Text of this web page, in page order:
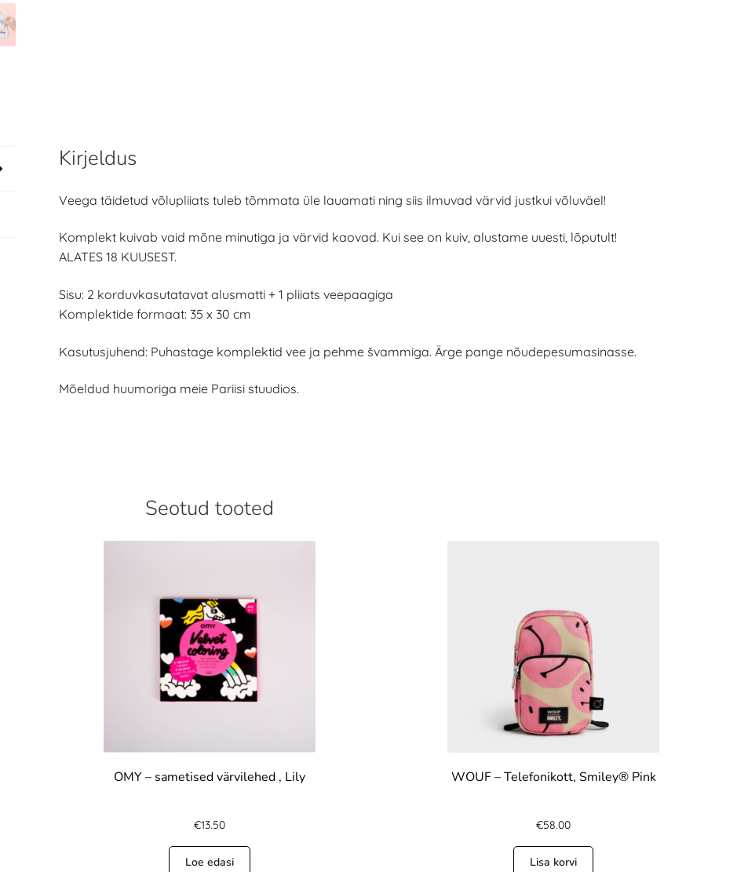
Kirjeldus
Veega täidetud võlupliiats tuleb tõmmata üle lauamati ning siis ilmuvad värvid justkui võluväel!
Komplekt kuivab vaid mõne minutiga ja värvid kaovad. Kui see on kuiv, alustame uuesti, lõputult!
ALATES 18 KUUSEST.
Sisu: 2 korduvkasutatavat alusmatti + 1 pliiats veepaagiga
Komplektide formaat: 35 x 30 cm
Kasutusjuhend: Puhastage komplektid vee ja pehme švammiga. Ärge pange nõudepesumasinasse.
Mõeldud huumoriga meie Pariisi stuudios.
Seotud tooted
OMY – sametised värvilehed , Lily
€13.50
Loe edasi
WOUF – Telefonikott, Smiley® Pink
€58.00
Lisa korvi